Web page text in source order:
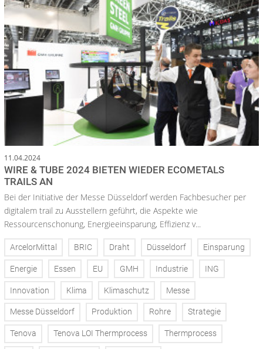
11.04.2024
WIRE & TUBE 2024 BIETEN WIEDER ECOMETALS
TRAILS AN
Bei der Initiative der Messe Düsseldorf werden Fachbesucher per
digitalem trail zu Ausstellern geführt, die Aspekte wie
Ressourcenschonung, Energieeinsparung, Effizienz v...
ArcelorMittal BRIC Draht Düsseldorf Einsparung
Energie Essen EU GMH Industrie ING
Innovation Klima Klimaschutz Messe
Messe Düsseldorf Produktion Rohre Strategie
Tenova Tenova LOI Thermprocess Thermprocess